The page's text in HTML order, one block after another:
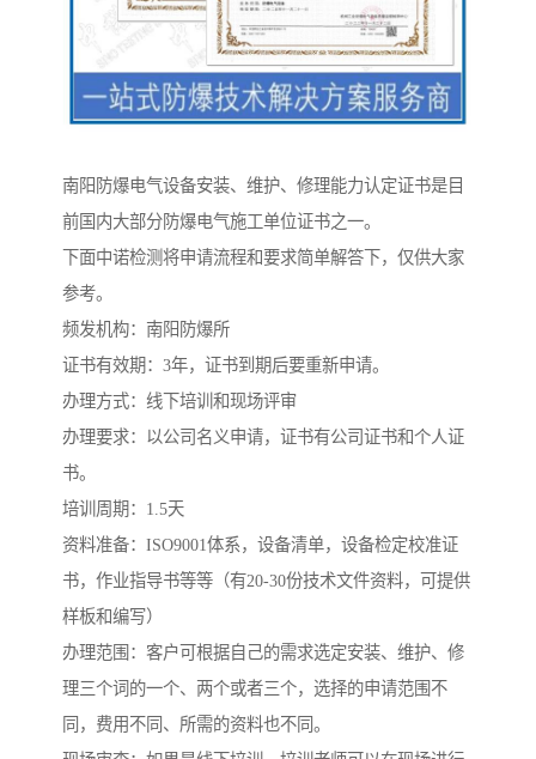
南阳防爆电气设备安装、维护、修理能力认定证书是目
前国内大部分防爆电气施工单位证书之一。
下面中诺检测将申请流程和要求简单解答下，仅供大家
参考。
频发机构：南阳防爆所
证书有效期：3年，证书到期后要重新申请。
办理方式：线下培训和现场评审
办理要求：以公司名义申请，证书有公司证书和个人证
书。
培训周期：1.5天
资料准备：ISO9001体系，设备清单，设备检定校准证
书，作业指导书等等（有20-30份技术文件资料，可提供
样板和编写）
办理范围：客户可根据自己的需求选定安装、维护、修
理三个词的一个、两个或者三个，选择的申请范围不
同，费用不同、所需的资料也不同。